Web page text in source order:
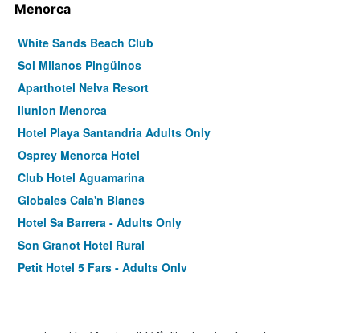
Menorca
White Sands Beach Club
Sol Milanos Pingüinos
Aparthotel Nelva Resort
Ilunion Menorca
Hotel Playa Santandria Adults Only
Osprey Menorca Hotel
Club Hotel Aguamarina
Globales Cala'n Blanes
Hotel Sa Barrera - Adults Only
Son Granot Hotel Rural
Petit Hotel 5 Fars - Adults Only